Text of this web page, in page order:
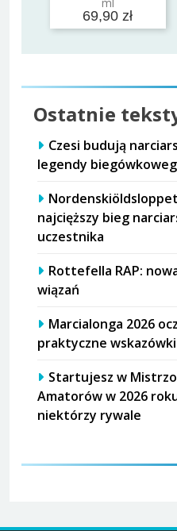
ml
69,90 zł
Ostatnie
Czesi budują
legendy
najcięższy bieg
uczestnika
Rottefella RAP:
wiązań
Marcialonga 2026
praktyczne
Startujesz w
Amatorów w 2026
niektórzy rywale